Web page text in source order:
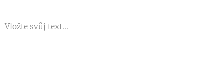
Vložte svůj text...